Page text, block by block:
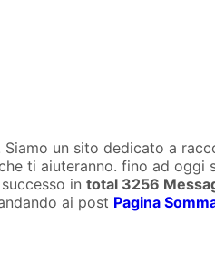
Siamo un sito dedicato a
ti aiuteranno. fino ad oggi
in total 3256
ai post Pagina